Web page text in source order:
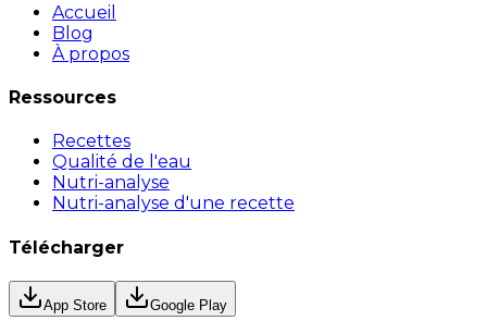
Accueil
Blog
À propos
Ressources
Recettes
Qualité de l'eau
Nutri-analyse
Nutri-analyse d'une recette
Télécharger
App Store Google Play